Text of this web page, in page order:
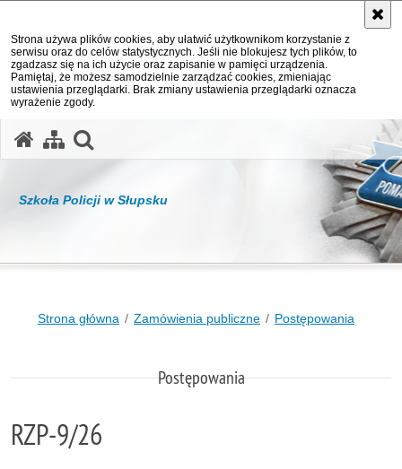
Strona używa plików cookies, aby ułatwić użytkownikom korzystanie z
serwisu oraz do celów statystycznych. Jeśli nie blokujesz tych plików, to
zgadzasz się na ich użycie oraz zapisanie w pamięci urządzenia.
Pamiętaj, że możesz samodzielnie zarządzać cookies, zmieniając
ustawienia przeglądarki. Brak zmiany ustawienia przeglądarki oznacza
wyrażenie zgody.
Szkoła Policji w Słupsku
Strona główna Zamówienia publiczne Postępowania
Postępowania
RZP-9/26